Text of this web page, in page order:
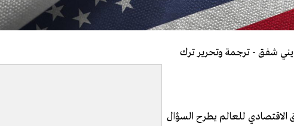
عاكف صويصال / 15/05/2026 - يني شفق - ترجمة وتحرير ترك
الأفق الاقتصادي للعالم يطرح السؤال